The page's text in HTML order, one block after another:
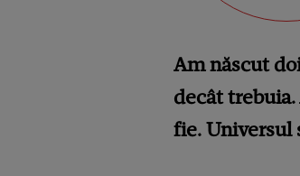
Am născut
decât trebuia.
fie. Universul